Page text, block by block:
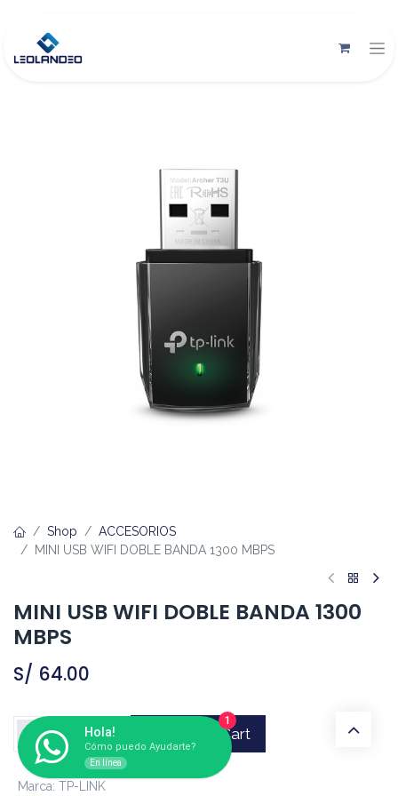
Shop
ACCESORIOS
MINI USB WIFI DOBLE BANDA 1300 MBPS
MINI USB WIFI DOBLE BANDA 1300
MBPS
S/ 64.00
Add to Cart
Marca: TP-LINK
Hola!
Cómo puedo Ayudarte?
En línea
1